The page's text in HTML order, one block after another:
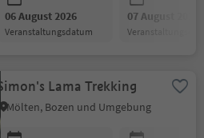
06 August 2026
Veranstaltungsdatum
07 August 2026
Simon's Lama Trekking
Mölten, Bozen und Umgebung